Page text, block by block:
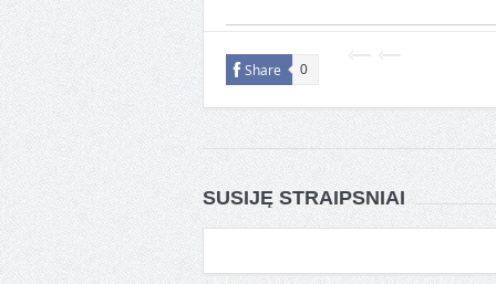
Share 0
SUSIJĘ STRAIPSNIAI